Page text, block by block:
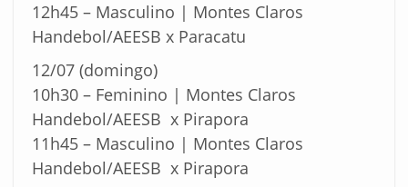
12h45 – Masculino | Montes Claros
Handebol/AEESB x Paracatu
12/07 (domingo)
10h30 – Feminino | Montes Claros
Handebol/AEESB x Pirapora
11h45 – Masculino | Montes Claros
Handebol/AEESB x Pirapora